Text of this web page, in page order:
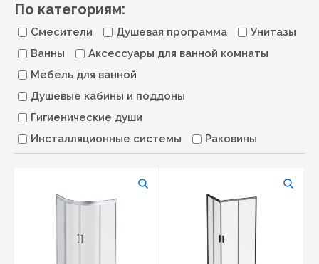
По категориям:
Смесители Душевая программа
Унитазы
Ванны
Аксессуары для ванной комнаты
Мебель для ванной
Душевые кабины и поддоны
Гигиенические души
Инсталляционные системы
Раковины